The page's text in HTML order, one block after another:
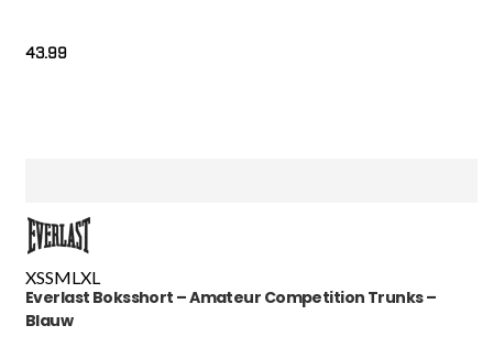
43.99
XSSMLXL
Everlast Boksshort – Amateur Competition Trunks –
Blauw